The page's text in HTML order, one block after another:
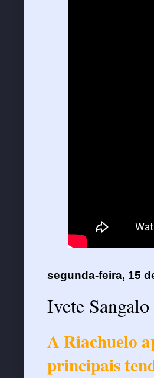
segunda-feira, 15
Ivete
A Riachuelo
principais